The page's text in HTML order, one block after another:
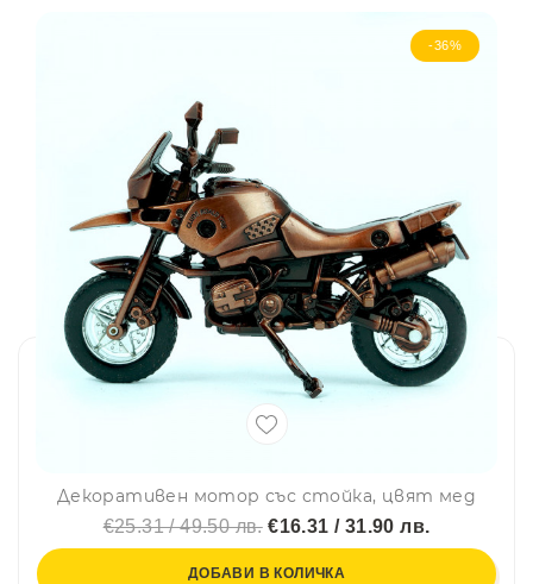
-36%
Декоративен мотор със стойка, цвят мед
€25.31 / 49.50 лв.€16.31 / 31.90 лв.
ДОБАВИ В КОЛИЧКА